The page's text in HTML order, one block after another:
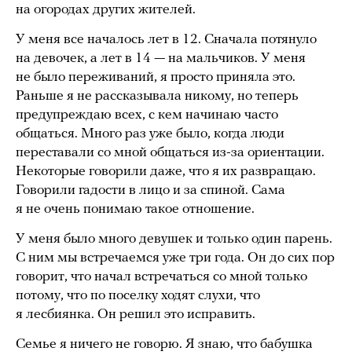
на огородах других жителей.
У меня все началось лет в 12. Сначала потянуло
на девочек, а лет в 14 — на мальчиков. У меня
не было переживаний, я просто приняла это.
Раньше я не рассказывала никому, но теперь
предупреждаю всех, с кем начинаю часто
общаться. Много раз уже было, когда люди
переставали со мной общаться из-за ориентации.
Некоторые говорили даже, что я их развращаю.
Говорили гадости в лицо и за спиной. Сама
я не очень понимаю такое отношение.
У меня было много девушек и только один парень.
С ним мы встречаемся уже три года. Он до сих пор
говорит, что начал встречаться со мной только
потому, что по поселку ходят слухи, что
я лесбиянка. Он решил это исправить.
Семье я ничего не говорю. Я знаю, что бабушка